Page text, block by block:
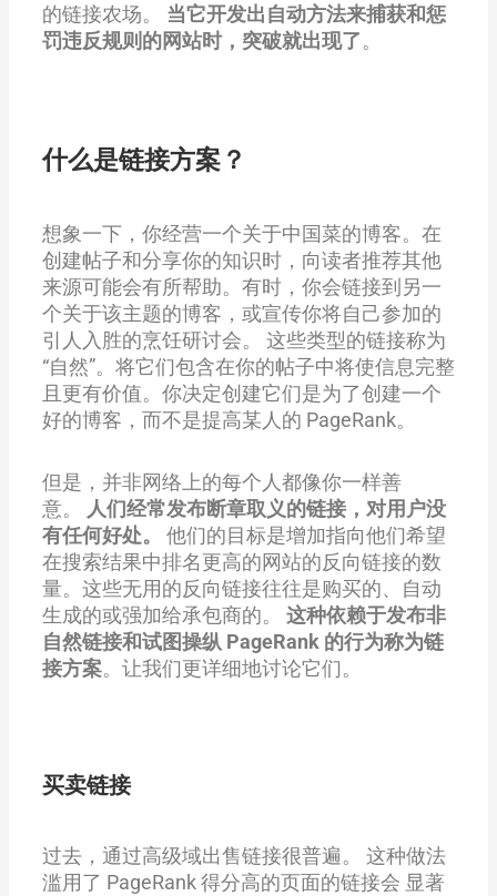
的链接农场。 当它开发出自动方法来捕获和惩
罚违反规则的网站时，突破就出现了。
什么是链接方案？
想象一下，你经营一个关于中国菜的博客。在
创建帖子和分享你的知识时，向读者推荐其他
来源可能会有所帮助。有时，你会链接到另一
个关于该主题的博客，或宣传你将自己参加的
引人入胜的烹饪研讨会。 这些类型的链接称为
“自然”。将它们包含在你的帖子中将使信息完整
且更有价值。你决定创建它们是为了创建一个
好的博客，而不是提高某人的 PageRank。
但是，并非网络上的每个人都像你一样善
意。
人们经常发布断章取义的链接，对用户没
有任何好处。
他们的目标是增加指向他们希望
在搜索结果中排名更高的网站的反向链接的数
量。这些无用的反向链接往往是购买的、自动
生成的或强加给承包商的。 这种依赖于发布非
自然链接和试图操纵 PageRank 的行为称为链
接方案。让我们更详细地讨论它们。
买卖链接
过去，通过高级域出售链接很普遍。 这种做法
滥用了 PageRank 得分高的页面的链接会 显著